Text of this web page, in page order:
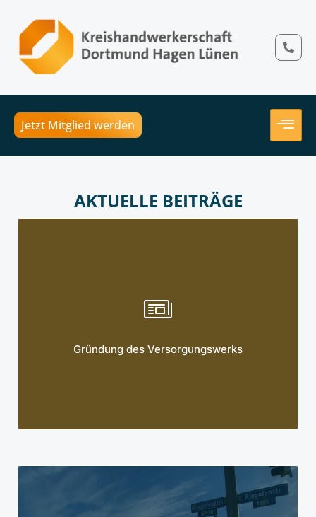
Jetzt Mitglied werden
AKTUELLE BEITRÄGE
Gründung des Versorgungswerks